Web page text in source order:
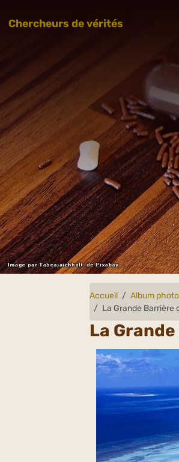
Chercheurs de vérités
Accueil Album
La Grande Barrière
La